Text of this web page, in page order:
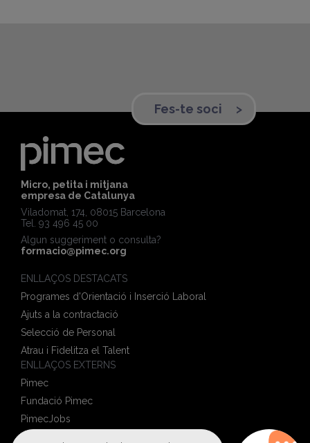
Micro, petita i mitjana
empresa de Catalunya
Viladomat, 174, 08015 Barcelona
Tel. 93 496 45 00
Algun suggeriment o consulta?
formacio@pimec.org
ENLLAÇOS DESTACATS
Programes d'Orientació i Inserció Laboral
Ajuts a la contractació
Selecció de Personal
Atrau i Fidelitza el Talent
ENLLAÇOS EXTERNS
Pimec
Fundació Pimec
PimecJobs
Pime al Dia
Fes-te soci